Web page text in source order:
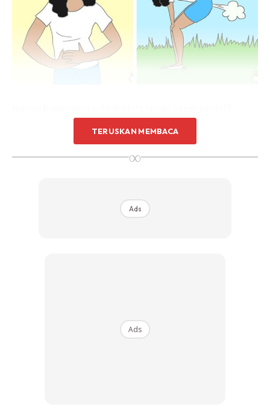
Selalunya ketika bangun pagi, mesti anda akan terus
terkentut bukan? Buang angin terlalu kerap sampai tidak
TERUSKAN MEMBACA
∞
Ads
Ads